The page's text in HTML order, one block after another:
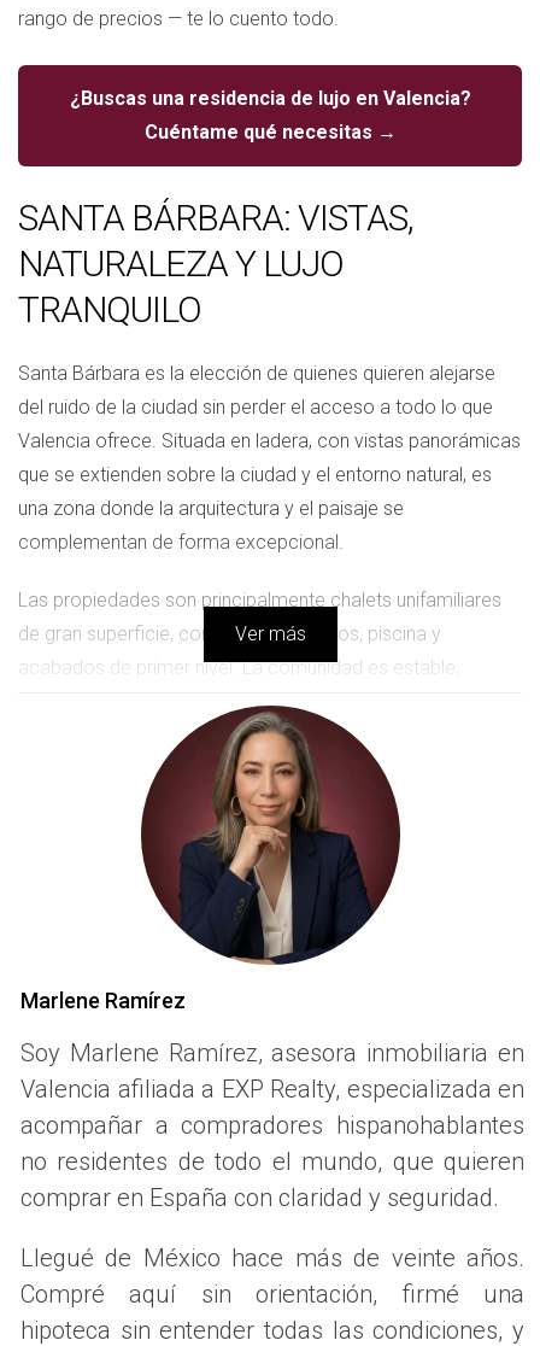
rango de precios — te lo cuento todo.
¿Buscas una residencia de lujo en Valencia?
Cuéntame qué necesitas →
SANTA BÁRBARA: VISTAS,
NATURALEZA Y LUJO
TRANQUILO
Santa Bárbara es la elección de quienes quieren alejarse
del ruido de la ciudad sin perder el acceso a todo lo que
Valencia ofrece. Situada en ladera, con vistas panorámicas
que se extienden sobre la ciudad y el entorno natural, es
una zona donde la arquitectura y el paisaje se
complementan de forma excepcional.
Las propiedades son principalmente chalets unifamiliares
de gran superficie, con jardines privados, piscina y
acabados de primer nivel. La comunidad es estable,
tranquila y muy orientada a la vida familiar. Aquí no hay
bullicio — y eso es exactamente lo que buscan sus
Es especialmente popular entre familias con hijos en edad
escolar, dado su acceso a colegios internacionales de
referencia en las cercanías.
Santa Bárbara en cifras — 2026
Precio por m²:
Precio medio de vivienda:
millones
Tipología más habitual:chalet unifamiliar, villa
Perfil del comprador:familias internacionales,
ejecutivos, compradores procedentes de Madrid o
Barcelona
Punto fuerte:vistas, privacidad, entorno natural,
colegios internacionales próximos
CAMPOLIVAR: COMUNIDAD
CERRADA CON TODO INCLUIDO
Ver más
Marlene Ramírez
Soy Marlene Ramírez, asesora inmobiliaria en
Valencia afiliada a EXP Realty, especializada en
acompañar a compradores hispanohablantes
no residentes de todo el mundo, que quieren
comprar en España con claridad y seguridad.
Llegué de México hace más de veinte años.
Compré aquí sin orientación, firmé una
hipoteca sin entender todas las condiciones, y